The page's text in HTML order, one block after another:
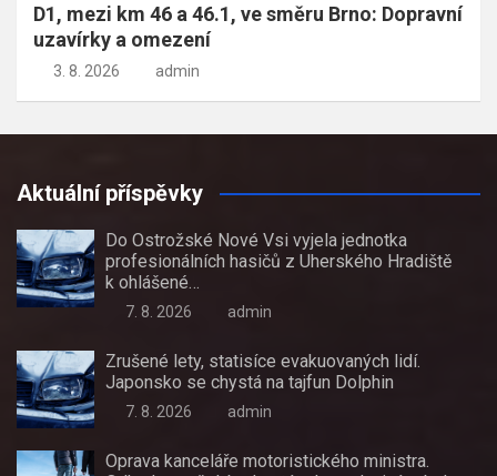
D1, mezi km 46 a 46.1, ve směru Brno: Dopravní
uzavírky a omezení
3. 8. 2026 admin
Aktuální příspěvky
Do Ostrožské Nové Vsi vyjela jednotka
profesionálních hasičů z Uherského Hradiště
k ohlášené…
7. 8. 2026 admin
Zrušené lety, statisíce evakuovaných lidí.
Japonsko se chystá na tajfun Dolphin
7. 8. 2026 admin
Oprava kanceláře motoristického ministra.